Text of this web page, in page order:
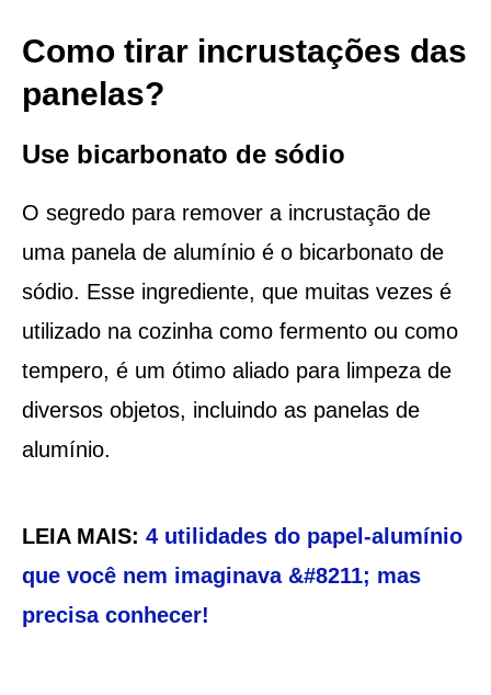
Como tirar incrustações das
panelas?
Use bicarbonato de sódio
O segredo para remover a incrustação de
uma panela de alumínio é o bicarbonato de
sódio. Esse ingrediente, que muitas vezes é
utilizado na cozinha como fermento ou como
tempero, é um ótimo aliado para limpeza de
diversos objetos, incluindo as panelas de
alumínio.
LEIA MAIS: 4 utilidades do papel-alumínio
que você nem imaginava &#8211; mas
precisa conhecer!